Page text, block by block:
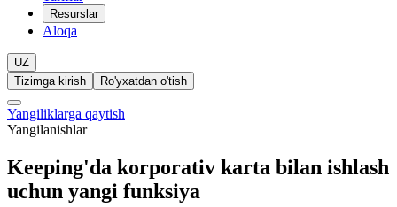
Resurslar
Aloqa
UZ
Tizimga kirish
Ro'yxatdan o'tish
Yangiliklarga qaytish
Yangilanishlar
Keeping'da korporativ karta bilan ishlash
uchun yangi funksiya